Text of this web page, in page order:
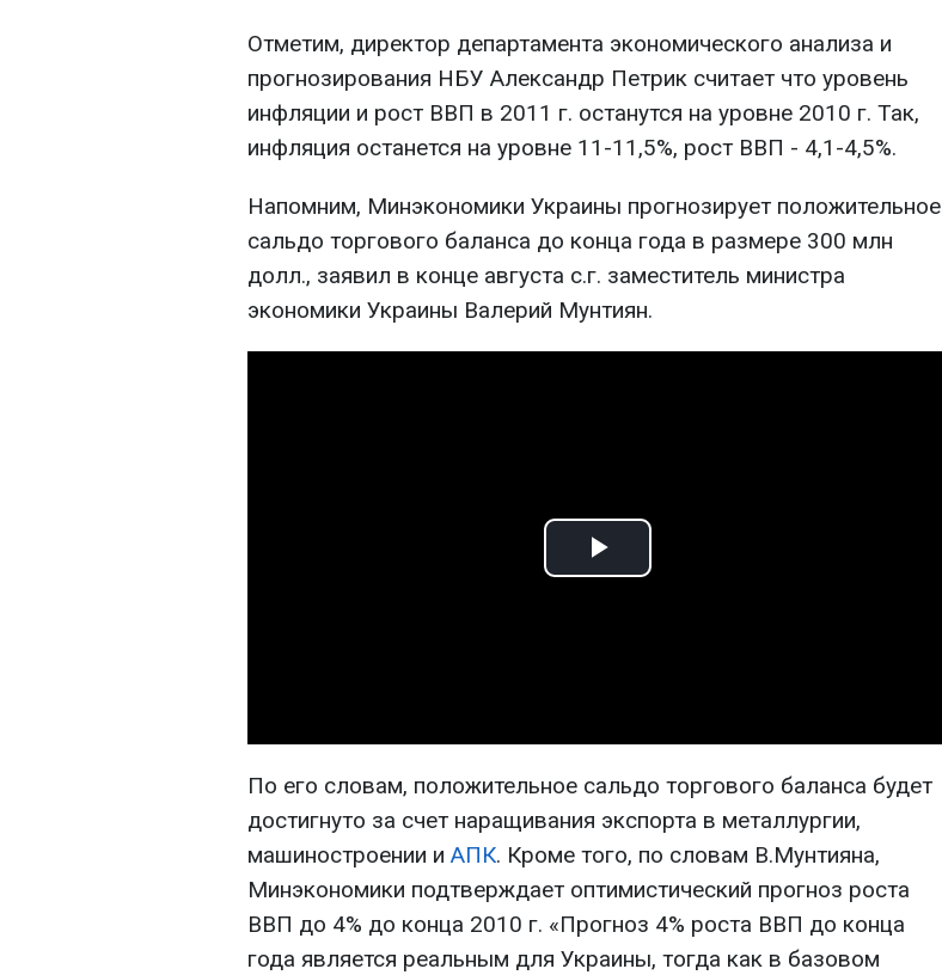
Отметим, директор департамента экономического анализа и
прогнозирования НБУ Александр Петрик считает что уровень
инфляции и рост ВВП в 2011 г. останутся на уровне 2010 г. Так,
инфляция останется на уровне 11-11,5%, рост ВВП - 4,1-4,5%.
Напомним, Минэкономики Украины прогнозирует положительное
сальдо торгового баланса до конца года в размере 300 млн
долл., заявил в конце августа с.г. заместитель министра
экономики Украины Валерий Мунтиян.
Play
По его словам, положительное сальдо торгового баланса будет
достигнуто за счет наращивания экспорта в металлургии,
машиностроении и АПК. Кроме того, по словам В.Мунтияна,
Минэкономики подтверждает оптимистический прогноз роста
ВВП до 4% до конца 2010 г. «Прогноз 4% роста ВВП до конца
года является реальным для Украины, тогда как в базовом